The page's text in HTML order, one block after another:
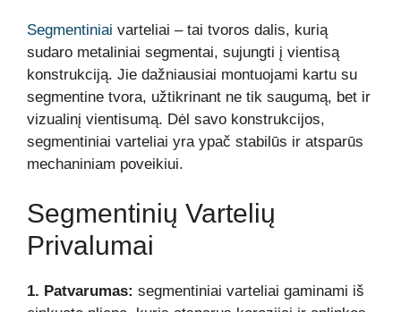
Segmentiniai varteliai – tai tvoros dalis, kurią
sudaro metaliniai segmentai, sujungti į vientisą
konstrukciją. Jie dažniausiai montuojami kartu su
segmentine tvora, užtikrinant ne tik saugumą, bet ir
vizualinį vientisumą. Dėl savo konstrukcijos,
segmentiniai varteliai yra ypač stabilūs ir atsparūs
mechaniniam poveikiui.
Segmentinių Vartelių
Privalumai
1. Patvarumas: segmentiniai varteliai gaminami iš